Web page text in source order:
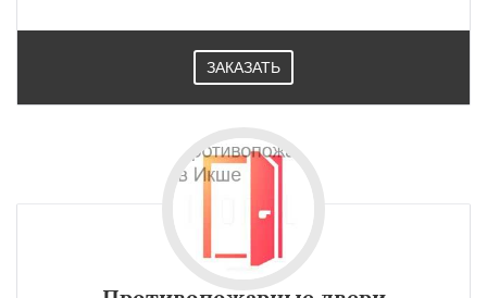
ЗАКАЗАТЬ